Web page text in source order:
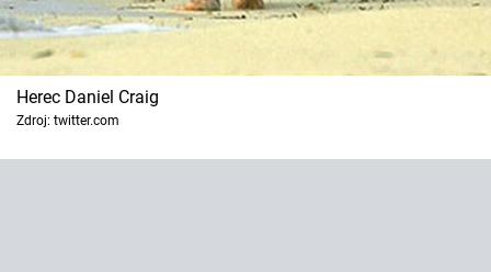
Herec Daniel Craig
Zdroj: twitter.com